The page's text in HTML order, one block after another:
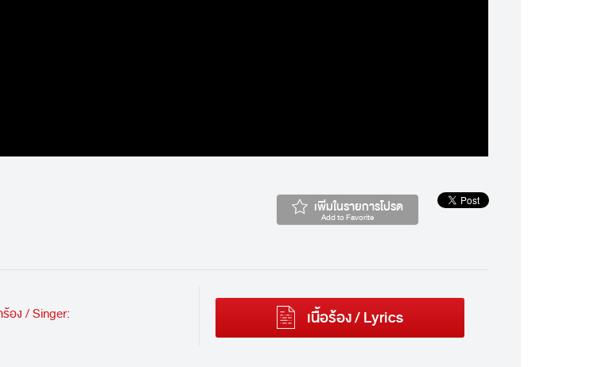
เพิ่มในรายการโปรด
Add to Favorite
อง / Singer: เนื้อร้อง / Lyrics